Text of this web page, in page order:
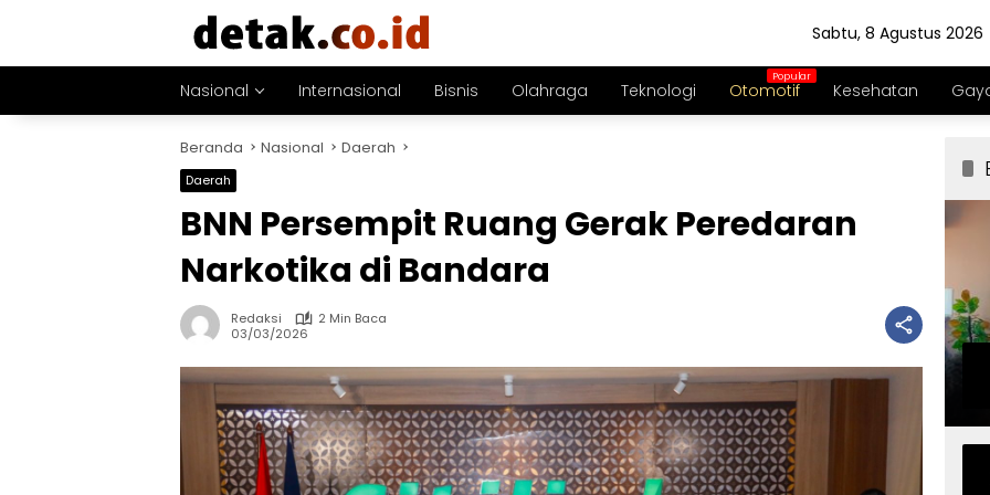
Sabtu, 8 Agustus 2026
Nasional Internasional Bisnis Olahraga Teknologi Otomotif Kesehatan
Beranda Nasional Daerah
Daerah
BNN Persempit Ruang Gerak Peredaran
Narkotika di Bandara
Redaksi
2 Min Baca
03/03/2026